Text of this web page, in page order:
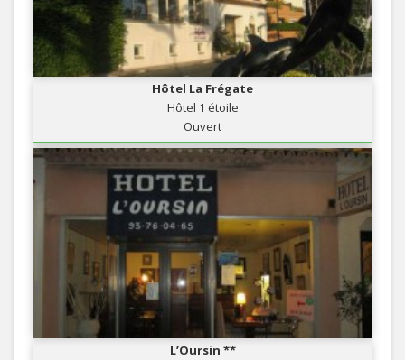
Hôtel La Frégate
Hôtel 1 étoile
Ouvert
L’Oursin **